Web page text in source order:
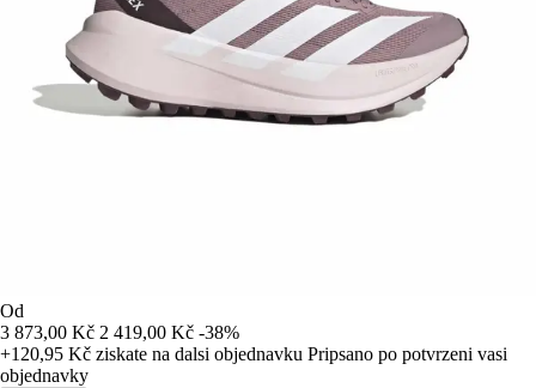
Od
3 873,00 Kč 2 419,00 Kč -38%
+120,95 Kč ziskate na dalsi objednavku Pripsano po potvrzeni vasi
objednavky